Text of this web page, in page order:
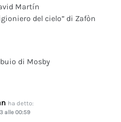
Martín
del cielo” di Zafòn
di Mosby
ha detto:
alle 00:59